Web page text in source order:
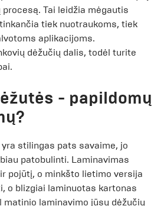
procesą. Tai leidžia mėgautis
tiek nuotraukoms, tiek
aplikacijoms.
dėžučių dalis, todėl turite
- papildomų
stilingas pats savaime, jo
patobulinti. Laminavimas
pojūtį, o minkšto lietimo versija
o blizgiai laminuotas kartonas
matinio laminavimo jūsų dėžučių